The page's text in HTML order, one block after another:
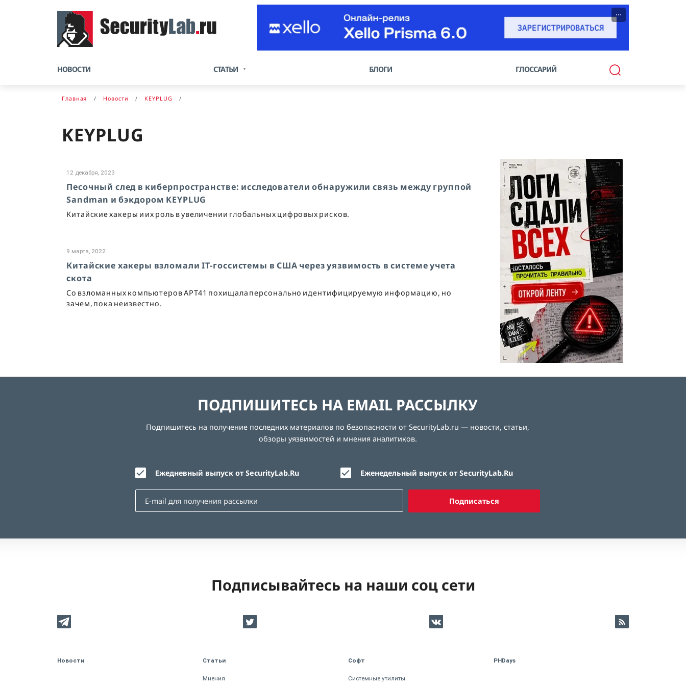
···
НОВОСТИ СТАТЬИ БЛОГИ ГЛОССАРИЙ
Главная Новости KEYPLUG
KEYPLUG
12 декабря, 2023
Песочный след в киберпространстве: исследователи обнаружили связь между группой
Sandman и бэкдором KEYPLUG
Китайские хакеры и их роль в увеличении глобальных цифровых рисков.
9 марта, 2022
Китайские хакеры взломали IT-госсистемы в США через уязвимость в системе учета
скота
Со взломанных компьютеров APT41 похищала персонально идентифицируемую информацию, но
зачем, пока неизвестно.
ПОДПИШИТЕСЬ НА EMAIL РАССЫЛКУ
Подпишитесь на получение последних материалов по безопасности от SecurityLab.ru — новости, статьи,
обзоры уязвимостей и мнения аналитиков.
Ежедневный выпуск от SecurityLab.Ru Еженедельный выпуск от SecurityLab.Ru
Подписаться
Подписывайтесь на наши соц сети
Новости Статьи
Мнения
Софт
Системные утилиты
PHDays